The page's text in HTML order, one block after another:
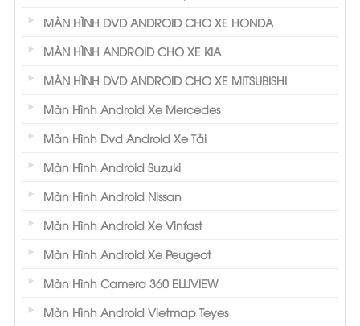
MÀN HÌNH DVD ANDROID CHO XE HONDA
MÀN HÌNH ANDROID CHO XE KIA
MÀN HÌNH DVD ANDROID CHO XE MITSUBISHI
Màn Hình Android Xe Mercedes
Màn Hình Dvd Android Xe Tải
Màn Hình Android Suzuki
Màn Hình Android Nissan
Màn Hình Android Xe Vinfast
Màn Hình Android Xe Peugeot
Màn Hình Camera 360 ELLIVIEW
Màn Hình Android Vietmap Teyes